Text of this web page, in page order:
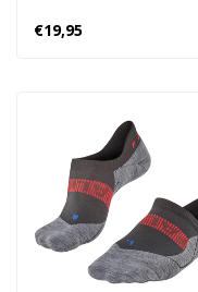
€19,95